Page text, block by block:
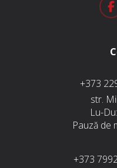
+373
str.
Lu-Du:
Pauză de
+373